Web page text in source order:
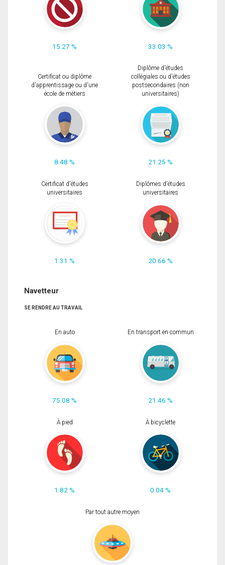
15.27 % 33.03 %
Certificat ou diplôme
d'apprentissage ou d'une
école de métiers
8.48 %
Diplôme d'études
collégiales ou d'études
postsecondaires (non
universitaires)
21.25 %
Certificat d'études
universitaires
1.31 %
Diplômes d'études
universitaires
20.66 %
Navetteur
SE RENDRE AU TRAVAIL
En auto
75.08 %
En transport en commun
21.46 %
À pied
1.82 %
À bicyclette
0.04 %
Par tout autre moyen